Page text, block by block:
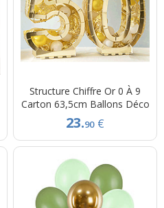
Structure Chiffre Or 0 À 9
Carton 63,5cm Ballons Déco
23.90 €